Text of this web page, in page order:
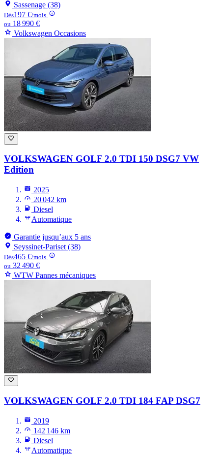
Sassenage (38)
Dès197 €/mois
ou 18 990 €
Volkswagen Occasions
VOLKSWAGEN GOLF 2.0 TDI 150 DSG7 VW
Edition
2025
20 042 km
Diesel
Automatique
Garantie jusqu’aux 5 ans
Seyssinet-Pariset (38)
Dès465 €/mois
ou 32 490 €
WTW Pannes mécaniques
VOLKSWAGEN GOLF 2.0 TDI 184 FAP DSG7
2019
142 146 km
Diesel
Automatique